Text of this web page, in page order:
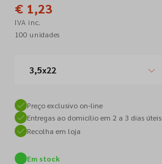
€ 1,23
IVA inc.
100 unidades
3,5x22
Preço exclusivo on-line
Entregas ao domicílio em 2 a 3 dias úteis
Recolha em loja
Em stock